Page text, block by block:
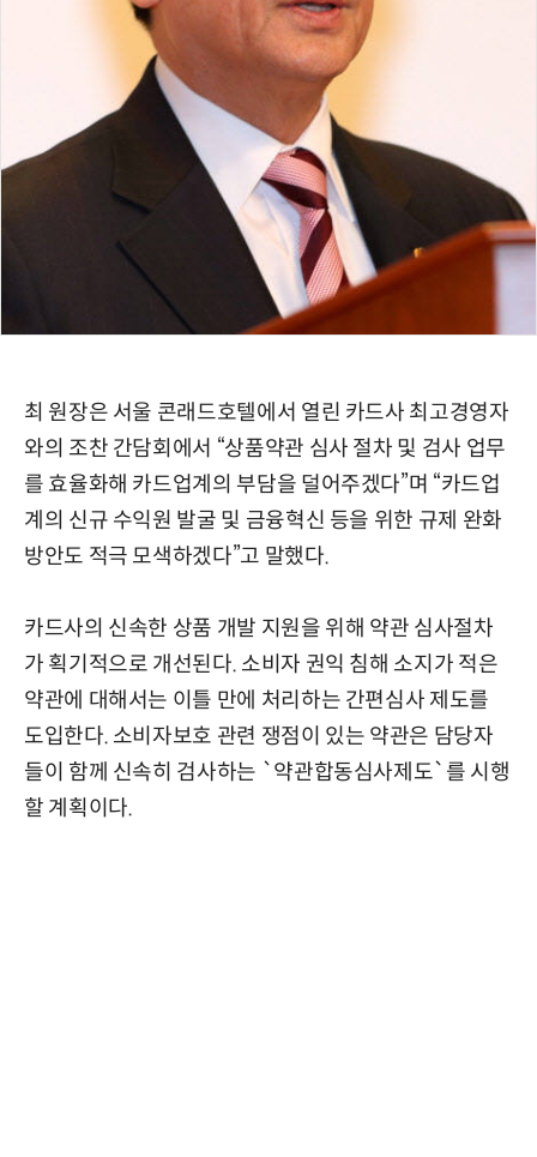
최 원장은 서울 콘래드호텔에서 열린 카드사 최고경영자
와의 조찬 간담회에서 “상품약관 심사 절차 및 검사 업무
를 효율화해 카드업계의 부담을 덜어주겠다”며 “카드업
계의 신규 수익원 발굴 및 금융혁신 등을 위한 규제 완화
방안도 적극 모색하겠다”고 말했다.
카드사의 신속한 상품 개발 지원을 위해 약관 심사절차
가 획기적으로 개선된다. 소비자 권익 침해 소지가 적은
약관에 대해서는 이틀 만에 처리하는 간편심사 제도를
도입한다. 소비자보호 관련 쟁점이 있는 약관은 담당자
들이 함께 신속히 검사하는 `약관합동심사제도`를 시행
할 계획이다.